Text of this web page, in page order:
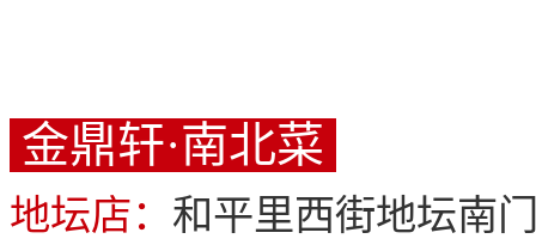
金鼎轩·南北菜
地坛店： 和平里西街地坛南